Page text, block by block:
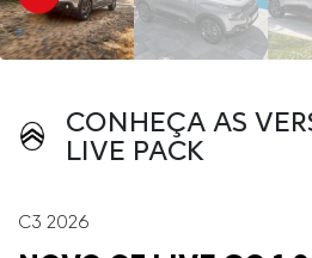
CONHEÇA AS
LIVE PACK
C3 2026